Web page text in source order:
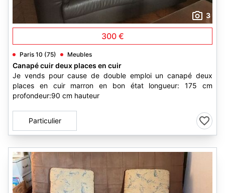
3
300 €
Paris 10 (75) Meubles
Canapé cuir deux places en cuir
Je vends pour cause de double emploi un canapé deux
places en cuir marron en bon état longueur: 175 cm
profondeur:90 cm hauteur
Particulier